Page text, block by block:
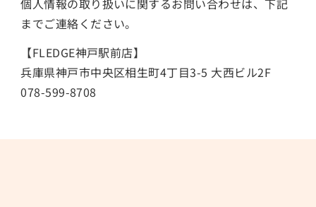
までご連絡ください。
【FLEDGE神戸駅前店】
兵庫県神戸市中央区相生町4丁目3-5 大西ビル2F
078-599-8708